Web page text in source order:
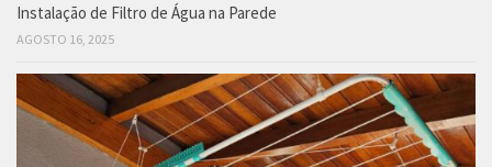
Instalação de Filtro de Água na Parede
AGOSTO 16, 2025